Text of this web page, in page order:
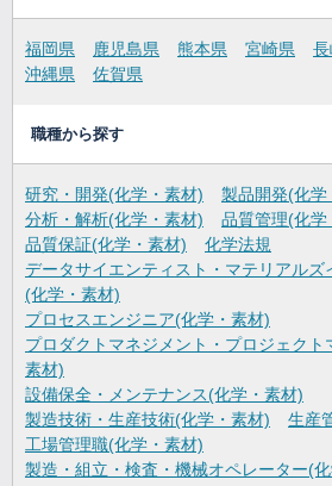
福岡県 鹿児島県 熊本県 宮崎県
沖縄県
佐賀県
職種から探す
研究・開発(化学・素材)
製品開発(化学
分析・解析(化学・素材)
品質管理(化学
品質保証(化学・素材)
化学法規
データサイエンティスト・マテリアルズ
(化学・素材)
プロセスエンジニア(化学・素材)
プロダクトマネジメント・プロジェクト
素材)
設備保全・メンテナンス(化学・素材)
製造技術・生産技術(化学・素材)
生産
工場管理職(化学・素材)
製造・組立・検査・機械オペレーター(